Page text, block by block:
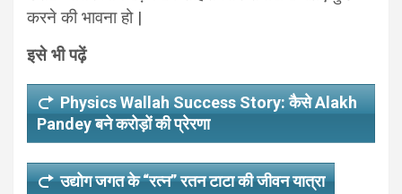
करने की भावना हो |
इसे भी पढ़ें
Physics Wallah Success Story: कैसे Alakh
Pandey बने करोड़ों की प्रेरणा
उद्योग जगत के “रत्न” रतन टाटा की जीवन यात्रा